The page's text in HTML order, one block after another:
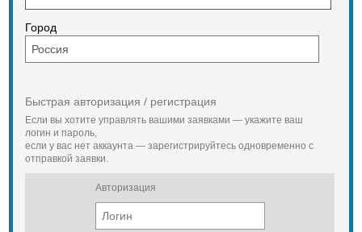
Город
Быстрая авторизация / регистрация
Если вы хотите управлять вашими заявками — укажите ваш
логин и пароль,
если у вас нет аккаунта — зарегистрируйтесь одновременно с
отправкой заявки.
Авторизация